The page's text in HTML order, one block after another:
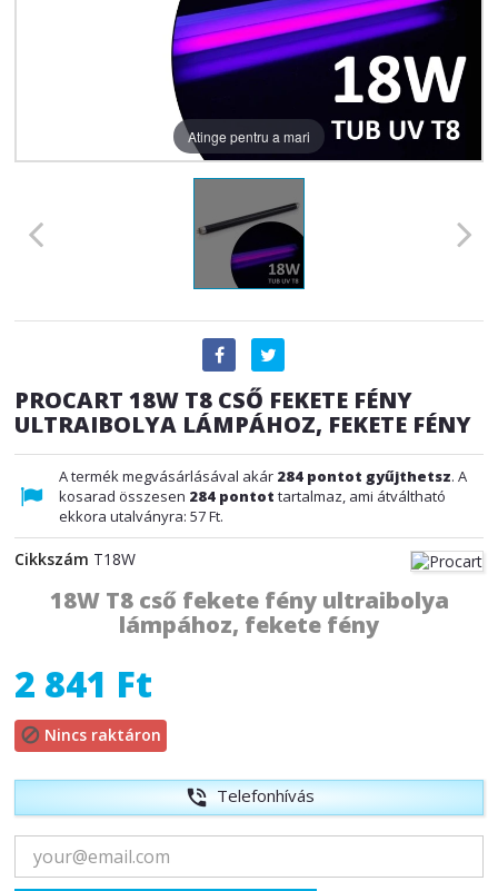
Atinge pentru a mari
PROCART 18W T8 CSŐ FEKETE FÉNY
ULTRAIBOLYA LÁMPÁHOZ, FEKETE FÉNY
A termék megvásárlásával akár 284 pontot gyűjthetsz. A
kosarad összesen 284 pontot tartalmaz, ami átváltható
ekkora utalványra: 57 Ft.
Cikkszám T18W
18W T8 cső fekete fény ultraibolya
lámpához, fekete fény
2 841 Ft
 Nincs raktáron
phone_in_talk Telefonhívás